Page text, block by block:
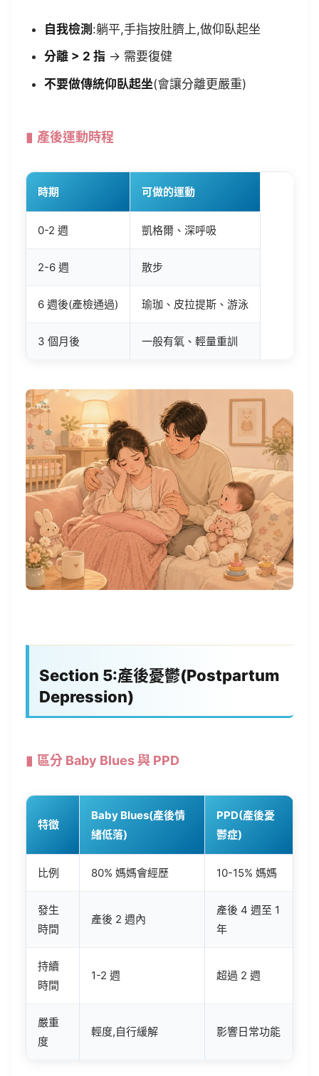
自我檢測 :躺平,手指按肚臍上,做仰臥起坐
分離 > 2 指→ 需要復健
不要做傳統仰臥起坐(會讓分離更嚴重)
產後運動時程
時期 可做的運動
0-2 週 凱格爾、深呼吸
2-6 週 散步
6 週後(產檢通過) 瑜珈、皮拉提斯、游泳
3 個月後 一般有氧、輕量重訓
Section 5:產後憂鬱(Postpartum
Depression)
區分 Baby Blues 與 PPD
特徵
Baby Blues(產後情
緒低落)
PPD(產後憂
鬱症)
比例 80% 媽媽會經歷 10-15% 媽媽
發生
時間
產後 2 週內
產後 4 週至 1
年
持續
時間
1-2 週 超過 2 週
嚴重
度
輕度,自行緩解 影響日常功能